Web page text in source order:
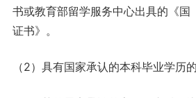
书或教育部留学服务中心出具的《国
证书》。
（2）具有国家承认的本科毕业学历的